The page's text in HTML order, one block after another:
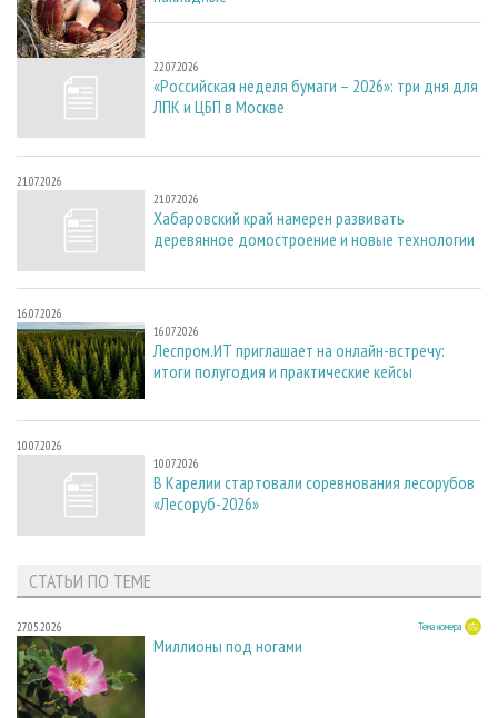
22.07.2026
22.07.2026
«Российская неделя бумаги – 2026»: три дня для
ЛПК и ЦБП в Москве
21.07.2026
21.07.2026
Хабаровский край намерен развивать
деревянное домостроение и новые технологии
16.07.2026
16.07.2026
Леспром.ИТ приглашает на онлайн-встречу:
итоги полугодия и практические кейсы
10.07.2026
10.07.2026
В Карелии стартовали соревнования лесорубов
«Лесоруб-2026»
СТАТЬИ ПО ТЕМЕ
27.05.2026 Тема номера
Миллионы под ногами